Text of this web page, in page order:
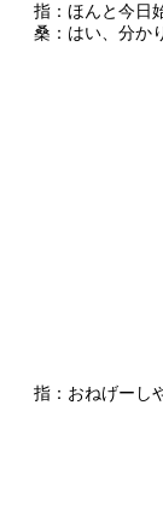
指：ほんと今日
桑：はい、分か
指：おねげーし